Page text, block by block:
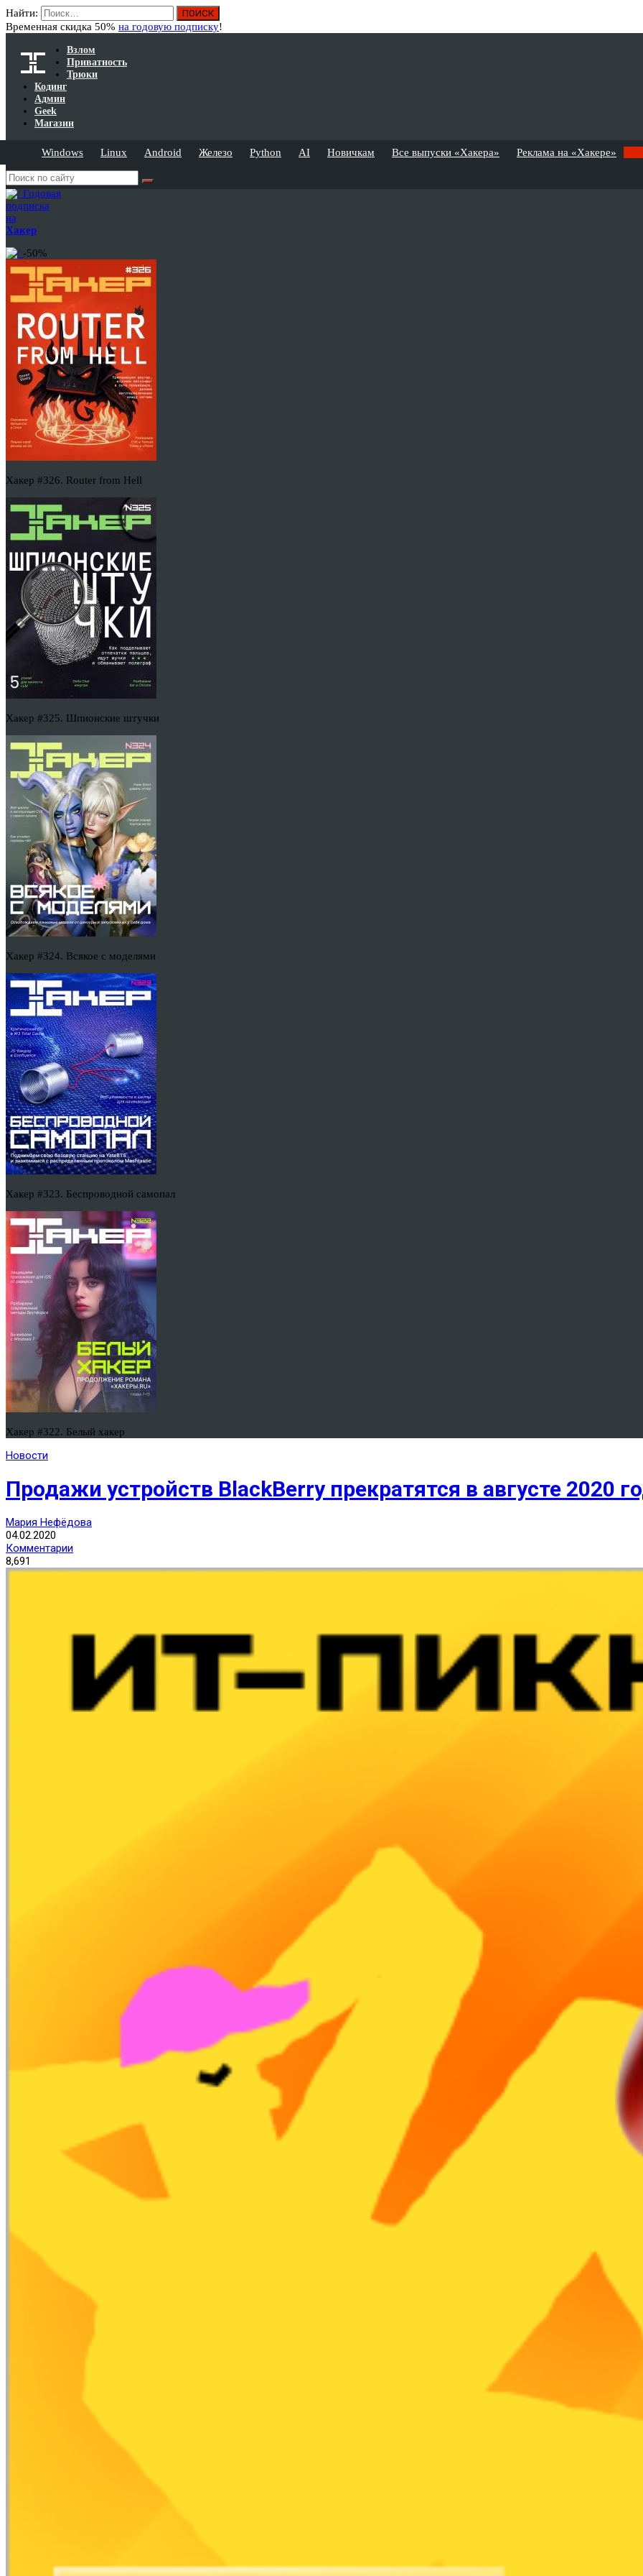
Найти:
Временная скидка 50% на годовую подписку!
Взлом
Приватность
Трюки
Кодинг
Админ
Geek
Магазин
Windows Linux Android Железо Python AI Новичкам Все выпуски «Хакера» Реклама на «Хакере»
Годовая
подписка
на
Хакер
-50%
Хакер #326. Router from Hell
Хакер #325. Шпионские штучки
Хакер #324. Всякое с моделями
Хакер #323. Беспроводной самопал
Хакер #322. Белый хакер
Новости
Продажи устройств BlackBerry прекратятся в августе 2020
Мария Нефёдова
04.02.2020
Комментарии
8,691